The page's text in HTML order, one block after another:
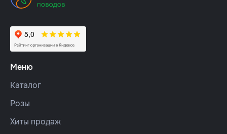
Меню
Каталог
Розы
Хиты продаж